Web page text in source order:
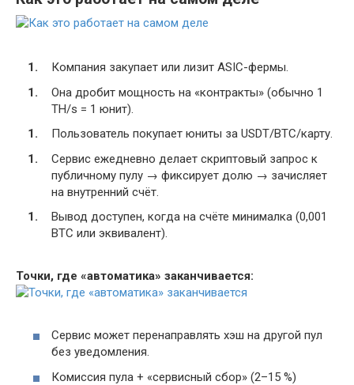
Компания закупает или лизит ASIC-фермы.
Она дробит мощность на «контракты» (обычно 1
TH/s = 1 юнит).
Пользователь покупает юниты за USDT/BTC/карту.
Сервис ежедневно делает скриптовый запрос к
публичному пулу → фиксирует долю → зачисляет
на внутренний счёт.
Вывод доступен, когда на счёте минималка (0,001
BTC или эквивалент).
Точки, где «автоматика» заканчивается:
Сервис может перенаправлять хэш на другой пул
без уведомления.
Комиссия пула + «сервисный сбор» (2–15 %)